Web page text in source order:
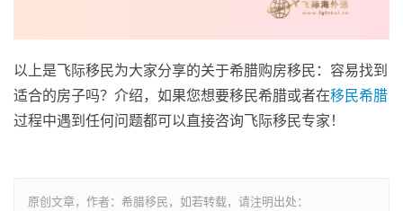
以上是飞际移民为大家分享的关于希腊购房移民：容易找到
适合的房子吗？介绍，如果您想要移民希腊或者在移民希腊
过程中遇到任何问题都可以直接咨询飞际移民专家！
原创文章，作者：希腊移民，如若转载，请注明出处：